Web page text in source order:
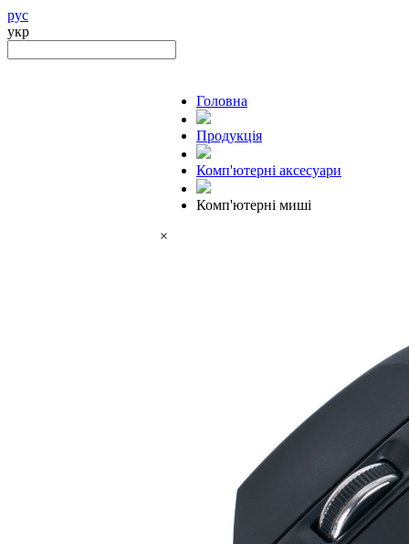
рус
укр
Головна
Продукцiя
Комп'ютерні аксесуари
Комп'ютерні миші
×